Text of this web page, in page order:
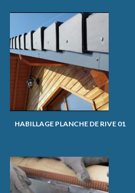
HABILLAGE PLANCHE DE RIVE 01